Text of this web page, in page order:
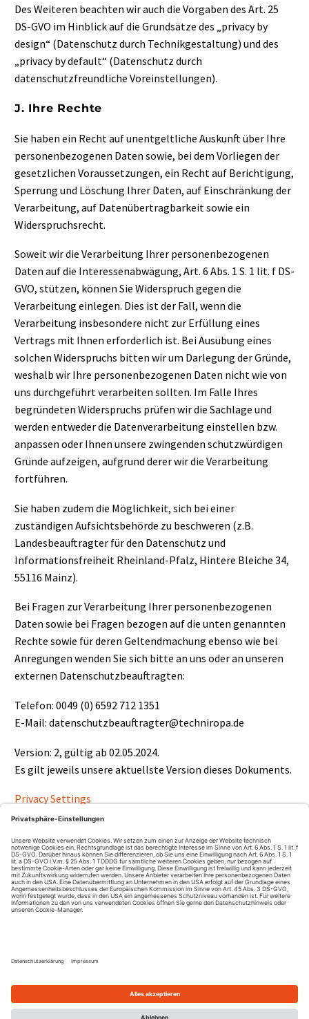
Des Weiteren beachten wir auch die Vorgaben des Art. 25
DS-GVO im Hinblick auf die Grundsätze des „privacy by
design“ (Datenschutz durch Technikgestaltung) und des
„privacy by default“ (Datenschutz durch
datenschutzfreundliche Voreinstellungen).
J. Ihre Rechte
Sie haben ein Recht auf unentgeltliche Auskunft über Ihre
personenbezogenen Daten sowie, bei dem Vorliegen der
gesetzlichen Voraussetzungen, ein Recht auf Berichtigung,
Sperrung und Löschung Ihrer Daten, auf Einschränkung der
Verarbeitung, auf Datenübertragbarkeit sowie ein
Widerspruchsrecht.
Soweit wir die Verarbeitung Ihrer personenbezogenen
Daten auf die Interessenabwägung, Art. 6 Abs. 1 S. 1 lit. f DS-
GVO, stützen, können Sie Widerspruch gegen die
Verarbeitung einlegen. Dies ist der Fall, wenn die
Verarbeitung insbesondere nicht zur Erfüllung eines
Vertrags mit Ihnen erforderlich ist. Bei Ausübung eines
solchen Widerspruchs bitten wir um Darlegung der Gründe,
weshalb wir Ihre personenbezogenen Daten nicht wie von
uns durchgeführt verarbeiten sollten. Im Falle Ihres
begründeten Widerspruchs prüfen wir die Sachlage und
werden entweder die Datenverarbeitung einstellen bzw.
anpassen oder Ihnen unsere zwingenden schutzwürdigen
Gründe aufzeigen, aufgrund derer wir die Verarbeitung
fortführen.
Sie haben zudem die Möglichkeit, sich bei einer
zuständigen Aufsichtsbehörde zu beschweren (z.B.
Landesbeauftragter für den Datenschutz und
Informationsfreiheit Rheinland-Pfalz, Hintere Bleiche 34,
55116 Mainz).
Bei Fragen zur Verarbeitung Ihrer personenbezogenen
Daten sowie bei Fragen bezogen auf die unten genannten
Rechte sowie für deren Geltendmachung ebenso wie bei
Anregungen wenden Sie sich bitte an uns oder an unseren
externen Datenschutzbeauftragten:
Telefon: 0049 (0) 6592 712 1351
E-Mail: datenschutzbeauftragter@techniropa.de
Version: 2, gültig ab 02.05.2024.
Es gilt jeweils unsere aktuellste Version dieses Dokuments.
Privacy Settings
Impressum
Hinweisgebersystem